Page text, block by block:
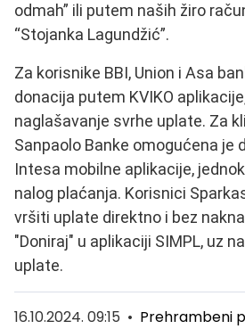
odmah” ili putem naših žiro
“Stojanka Lagundžić”.
Za korisnike BBI, Union i Asa
donacija putem KVIKO
naglašavanje svrhe uplate. Za
Sanpaolo Banke omogućena je
Intesa mobilne aplikacije,
nalog plaćanja. Korisnici
vršiti uplate direktno i bez
"Doniraj" u aplikaciji SIMPL, uz
uplate.
16.10.2024. 09:15 • Prehrambeni